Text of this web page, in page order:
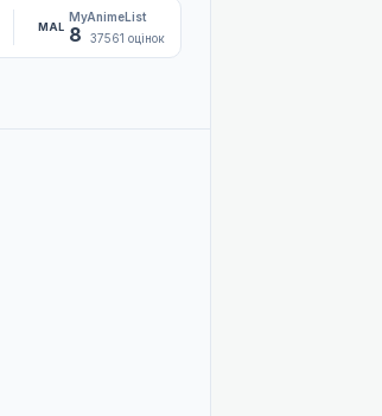
MAL
MyAnimeList
8 37561 оцінок